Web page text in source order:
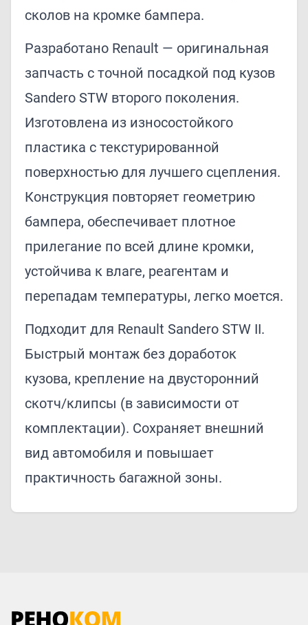
сколов на кромке бампера.
Разработано Renault — оригинальная
запчасть с точной посадкой под кузов
Sandero STW второго поколения.
Изготовлена из износостойкого
пластика с текстурированной
поверхностью для лучшего сцепления.
Конструкция повторяет геометрию
бампера, обеспечивает плотное
прилегание по всей длине кромки,
устойчива к влаге, реагентам и
перепадам температуры, легко моется.
Подходит для Renault Sandero STW II.
Быстрый монтаж без доработок
кузова, крепление на двусторонний
скотч/клипсы (в зависимости от
комплектации). Сохраняет внешний
вид автомобиля и повышает
практичность багажной зоны.